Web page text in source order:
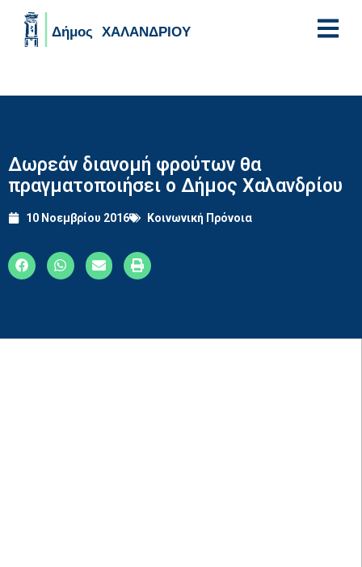
Δωρεάν διανομή φρούτων θα
πραγματοποιήσει ο Δήμος Χαλανδρίου
10 Νοεμβρίου 2016 Κοινωνική Πρόνοια